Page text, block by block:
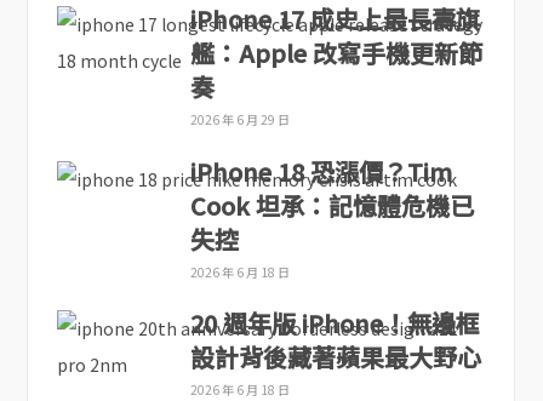
iPhone 17 成史上最長壽旗
艦：Apple 改寫手機更新節
奏
2026 年 6 月 29 日
iPhone 18 恐漲價？Tim
Cook 坦承：記憶體危機已
失控
2026 年 6 月 18 日
20 週年版 iPhone！無邊框
設計背後藏著蘋果最大野心
2026 年 6 月 18 日